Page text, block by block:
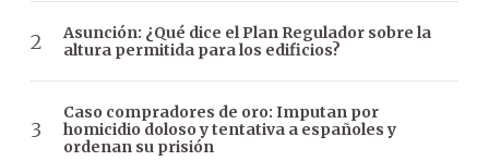
Asunción: ¿Qué dice el Plan Regulador sobre la
altura permitida para los edificios?
Caso compradores de oro: Imputan por
homicidio doloso y tentativa a españoles y
ordenan su prisión